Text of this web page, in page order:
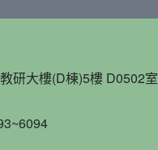
研大樓(D棟)5樓 D0502室